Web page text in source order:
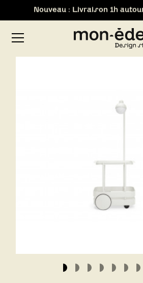
Retrait de votre commande dans
Lyon-Brignais